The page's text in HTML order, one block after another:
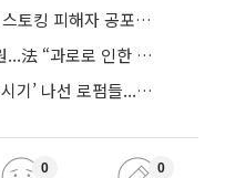
“살기 위해 도망치는 거야” VR로 스토킹 피해자 공포 마주한 수형자들
승진 다음날 사망한 이천시 공무원...法 “과로로 인한 순직”
검찰 수사권 폐지에 ‘전직 경찰 모시기’ 나선 로펌들...“경찰수사 대응 강화”
0 0